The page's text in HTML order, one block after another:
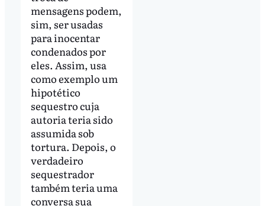
mensagens podem,
sim, ser usadas
para inocentar
condenados por
eles. Assim, usa
como exemplo um
hipotético
sequestro cuja
autoria teria sido
assumida sob
tortura. Depois, o
verdadeiro
sequestrador
também teria uma
conversa sua